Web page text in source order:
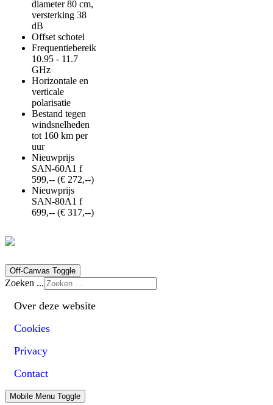
diameter 80 cm,
versterking 38
dB
Offset schotel
Frequentiebereik
10.95 - 11.7
GHz
Horizontale en
verticale
polarisatie
Bestand tegen
windsnelheden
tot 160 km per
uur
Nieuwprijs
SAN-60A1 f
599,-- (€ 272,--)
Nieuwprijs
SAN-80A1 f
699,-- (€ 317,--)
Off-Canvas Toggle
Zoeken ...
Over deze website
Cookies
Privacy
Contact
Mobile Menu Toggle